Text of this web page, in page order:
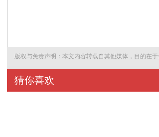
版权与免责声明：本文内容转载自其他媒体，目的在
猜你喜欢